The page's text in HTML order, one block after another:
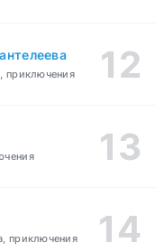
приключения
приключения